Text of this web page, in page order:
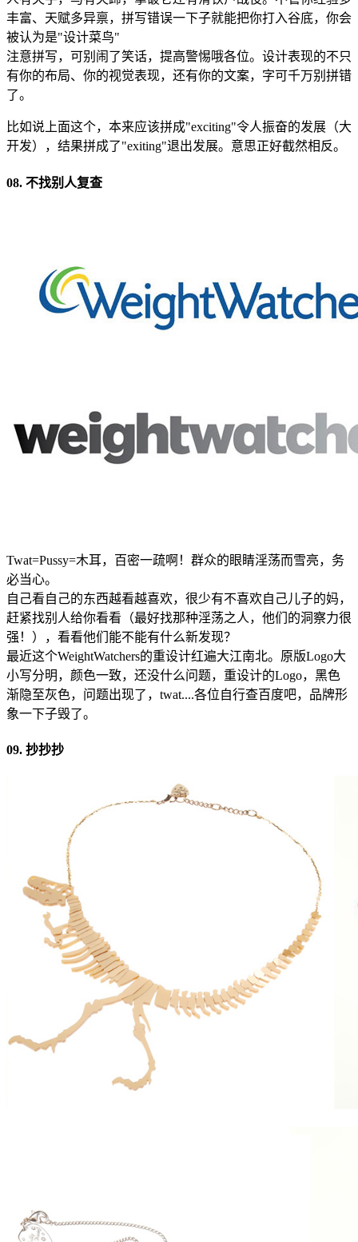
丰富、天赋多异禀，拼写错误一下子就能把你打入谷底，你会
被认为是"设计菜鸟"
注意拼写，可别闹了笑话，提高警惕哦各位。设计表现的不只
有你的布局、你的视觉表现，还有你的文案，字可千万别拼错
了。
比如说上面这个，本来应该拼成"exciting"令人振奋的发展（大
开发），结果拼成了"exiting"退出发展。意思正好截然相反。
08. 不找别人复查
Twat=Pussy=木耳，百密一疏啊！群众的眼睛淫荡而雪亮，务
必当心。
自己看自己的东西越看越喜欢，很少有不喜欢自己儿子的妈，
赶紧找别人给你看看（最好找那种淫荡之人，他们的洞察力很
强！），看看他们能不能有什么新发现？
最近这个WeightWatchers的重设计红遍大江南北。原版Logo大
小写分明，颜色一致，还没什么问题，重设计的Logo，黑色
渐隐至灰色，问题出现了，twat....各位自行查百度吧，品牌形
象一下子毁了。
09. 抄抄抄